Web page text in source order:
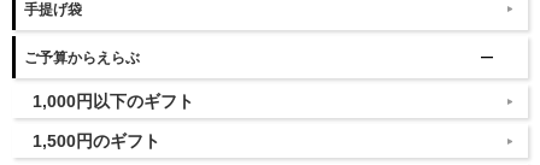
手提げ袋
ご予算からえらぶ
1,000円以下のギフト
1,500円のギフト